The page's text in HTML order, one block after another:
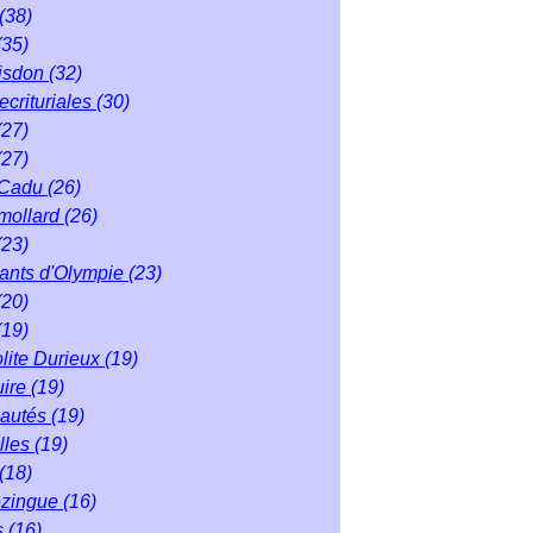
(38)
(32)
(30)
(26)
(26)
d'Olympie (23)
Durieux(19)
(19)
(19)
(19)
(18)
(16)